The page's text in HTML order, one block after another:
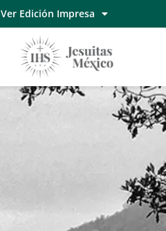
Ver Edición Impresa